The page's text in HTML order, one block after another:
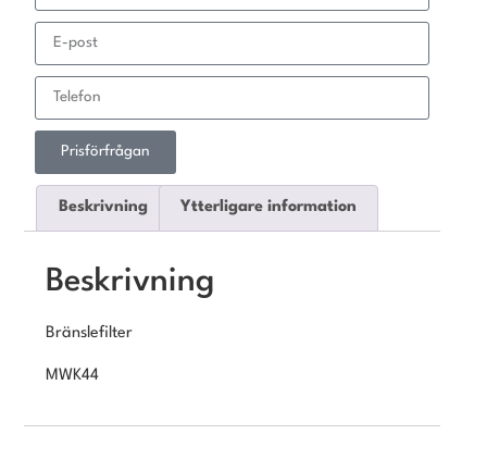
Prisförfrågan
Beskrivning Ytterligare information
Beskrivning
Bränslefilter
MWK44